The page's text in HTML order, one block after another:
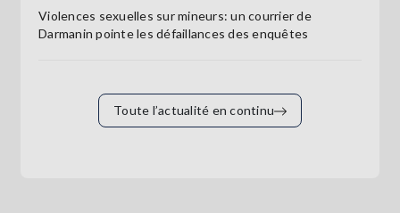
Violences sexuelles sur mineurs: un courrier de
Darmanin pointe les défaillances des enquêtes
Toute l’actualité en continu